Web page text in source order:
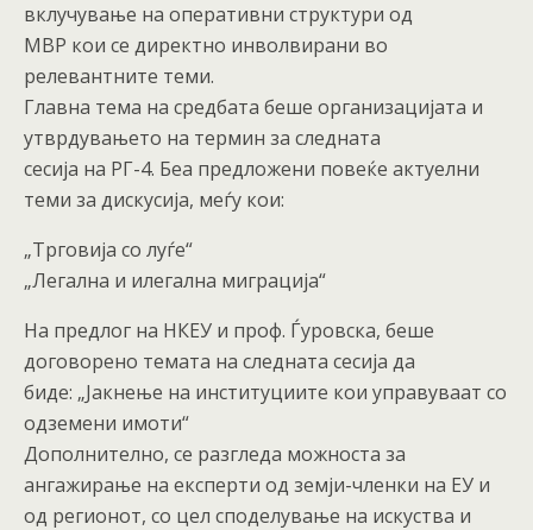
вклучување на оперативни структури од
МВР кои се директно инволвирани во
релевантните теми.
Главна тема на средбата беше организацијата и
утврдувањето на термин за следната
сесија на РГ-4. Беа предложени повеќе актуелни
теми за дискусија, меѓу кои:
„Трговија со луѓе“
„Легална и илегална миграција“
На предлог на НКЕУ и проф. Ѓуровска, беше
договорено темата на следната сесија да
биде: „Јакнење на институциите кои управуваат со
одземени имоти“
Дополнително, се разгледа можноста за
ангажирање на експерти од земји-членки на ЕУ и
од регионот, со цел споделување на искуства и